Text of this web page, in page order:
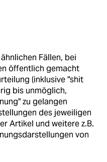
Fällen, bei
öffentlich gemacht
(inklusive "shit
bis unmöglich,
zu gelangen
des jeweiligen
Artikel und weitere z.B.
von